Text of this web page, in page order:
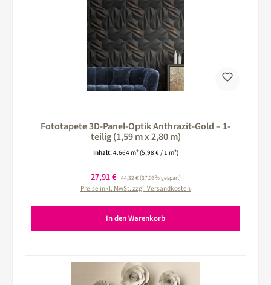
Fototapete 3D-Panel-Optik Anthrazit-Gold – 1-
teilig (1,59 m x 2,80 m)
Inhalt:4.664 m² (5,98 € / 1 m²)
Verkaufspreis:
27,91 € Regulärer Preis:
44,32 €(37.03% gespart)
Preise inkl. MwSt. zzgl. Versandkosten
In den Warenkorb